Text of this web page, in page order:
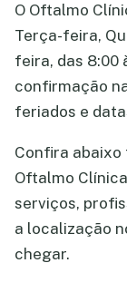
O Oftalmo
Terça-feira,
feira, das 8:00
confirmação
feriados e
Confira abaixo
Oftalmo
serviços,
a localização
chegar.